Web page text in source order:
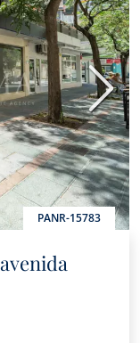
PANR-15783